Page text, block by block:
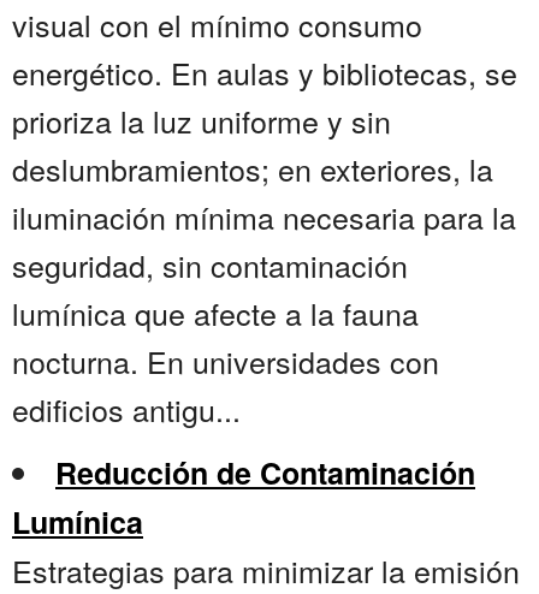
visual con el mínimo consumo
energético. En aulas y bibliotecas, se
prioriza la luz uniforme y sin
deslumbramientos; en exteriores, la
iluminación mínima necesaria para la
seguridad, sin contaminación
lumínica que afecte a la fauna
nocturna. En universidades con
edificios antigu...
Reducción de Contaminación
Lumínica
Estrategias para minimizar la emisión